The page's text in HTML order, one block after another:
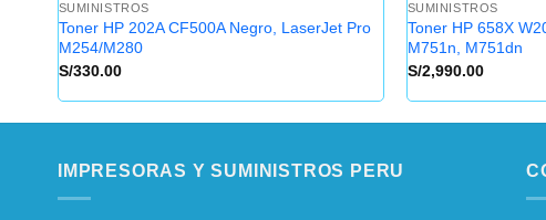
SUMINISTROS
Toner HP 202A CF500A Negro, LaserJet Pro
M254/M280
S/330.00
SUMINISTROS
Toner HP 658X
M751n, M751dn
S/2,990.00
IMPRESORAS Y SUMINISTROS PERU